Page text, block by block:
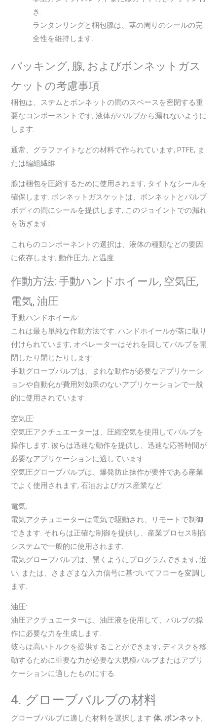
き.
ランタンリングと梱包腺は、茎の周りのシールの完
全性を維持します.
パッキング, 腺, およびボンネットガス
ケットの考慮事項
梱包は、ステムとボンネットの間のスペースを密閉する重
要なコンポーネントです, 液体がバルブから漏れないように
します.
通常、グラファイトなどの材料で作られています, PTFE, ま
たは編組繊維.
腺は梱包を圧縮するために使用されます, タイトなシールを
確保します. ボンネットガスケットは、ボンネットとバルブ
ボディの間にシールを提供します, このジョイントでの漏れ
を防ぎます.
これらのコンポーネントの選択は、液体の種類などの要因
に依存します, 動作圧力, と温度.
作動方法: 手動ハンドホイール, 空気圧,
電気, 油圧
手動ハンドホイール:
これは最も単純な作動方法です. ハンドホイールが茎に取り
付けられています, オペレーターはそれを回してバルブを開
閉したり閉じたりします.
手動グローブバルブは、まれな動作が必要なアプリケーシ
ョンや自動化が費用対効果のないアプリケーションで一般
的に使用されています.
空気圧:
空気圧アクチュエーターは、圧縮空気を使用してバルブを
操作します. 彼らは迅速な動作を提供し、迅速な応答時間が
必要なアプリケーションに適しています.
空気圧グローブバルブは、爆発防止操作が要件である産業
でよく使用されます, 石油およびガス産業など.
電気:
電気アクチュエーターは電気で駆動され、リモートで制御
できます. それらは正確な制御を提供し、産業プロセス制御
システムで一般的に使用されます.
電気グローブバルブは、開くようにプログラムできます, 近
い, または、さまざまな入力信号に基づいてフローを変調し
ます.
油圧:
油圧アクチュエーターは、油圧液を使用して、バルブの操
作に必要な力を生成します.
彼らは高いトルクを提供することができます, ディスクを移
動するために重要な力が必要な大規模バルブまたはアプリ
ケーションに適したものにする.
4. グローブバルブの材料
グローブバルブに適した材料を選択します体,ボンネット,